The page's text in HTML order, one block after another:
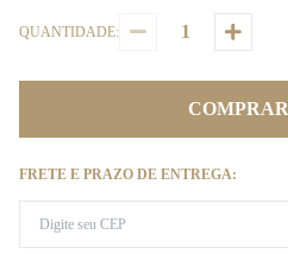
QUANTIDADE:
COMPRAR
FRETE E PRAZO DE ENTREGA: